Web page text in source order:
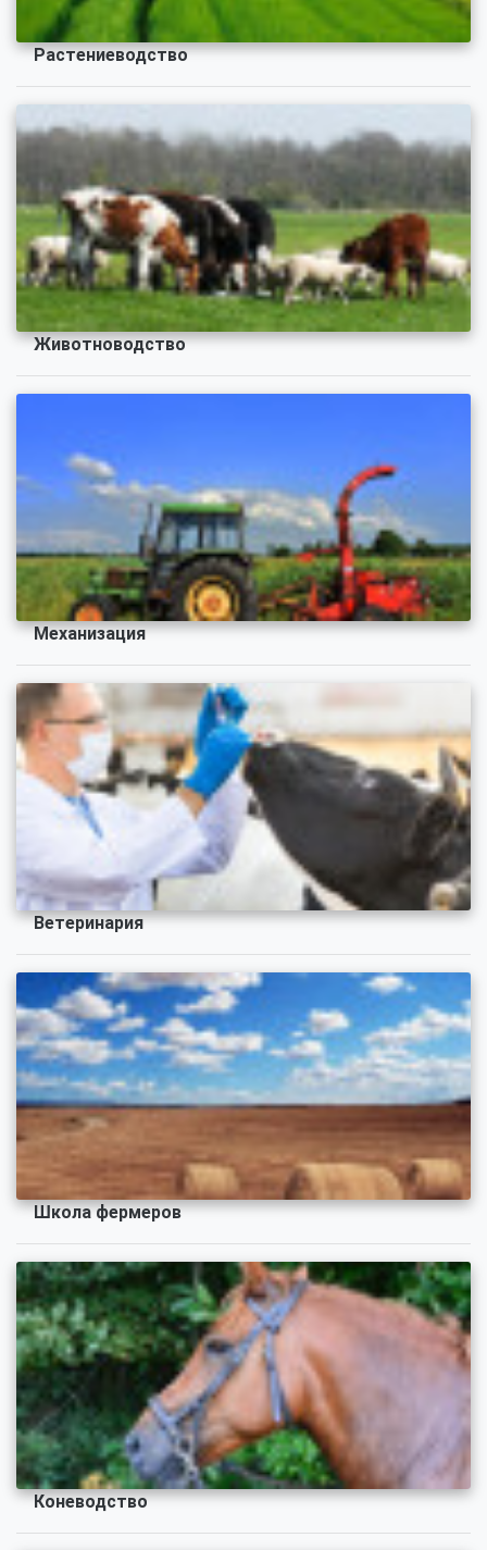
Растениеводство
Животноводство
Механизация
Ветеринария
Школа фермеров
Коневодство